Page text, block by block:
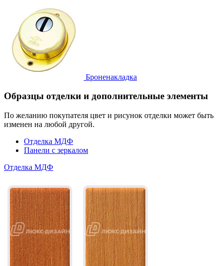
Броненакладка
Образцы отделки и дополнительные элементы
По желанию покупателя цвет и рисунок отделки может быть
изменен на любой другой.
Отделка МДФ
Панели с зеркалом
Отделка МДФ